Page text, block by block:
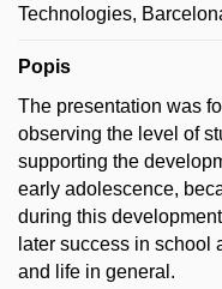
Technologies,
Popis
The presentation was
observing the level of
supporting the
early adolescence,
during this
later success in school
and life in general.